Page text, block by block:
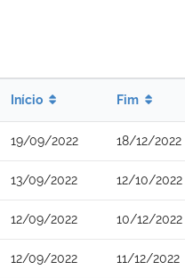
Início Fim
19/09/2022 18/12/2022
13/09/2022 12/10/2022
12/09/2022 10/12/2022
12/09/2022 11/12/2022